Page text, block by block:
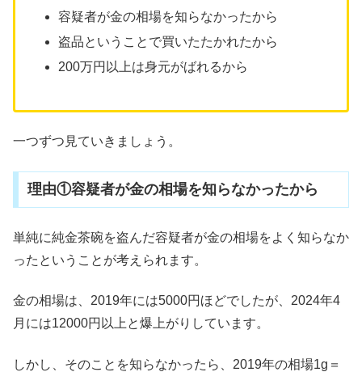
容疑者が金の相場を知らなかったから
盗品ということで買いたたかれたから
200万円以上は身元がばれるから
一つずつ見ていきましょう。
理由①容疑者が金の相場を知らなかったから
単純に純金茶碗を盗んだ容疑者が金の相場をよく知らなか
ったということが考えられます。
金の相場は、2019年には5000円ほどでしたが、2024年4
月には12000円以上と爆上がりしています。
しかし、そのことを知らなかったら、2019年の相場1g＝